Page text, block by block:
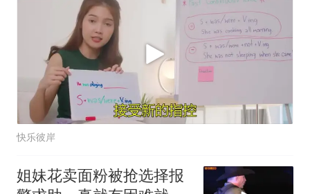
快乐彼岸
姐妹花卖面粉被抢选择报